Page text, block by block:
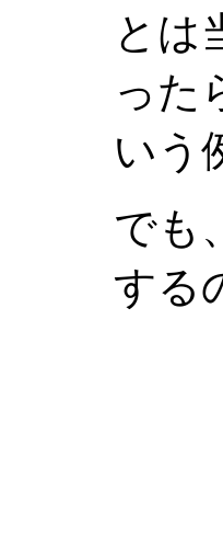
とは
った
いう
でも
する